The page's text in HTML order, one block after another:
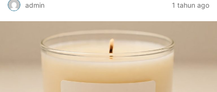
admin 1 tahun ago